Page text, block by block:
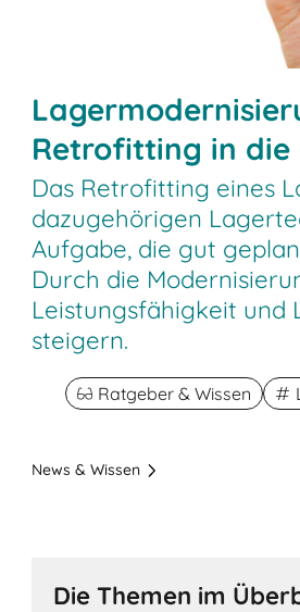
Retrofitting in die
Das Retrofitting eines
dazugehörigen
Aufgabe, die gut
Durch die
Leistungsfähigkeit und
steigern.
Ratgeber & Wissen
News & Wissen
Die Themen im